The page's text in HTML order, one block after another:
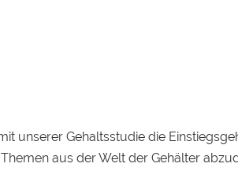
unserer Gehaltsstudie die
aus der Welt der Gehälter